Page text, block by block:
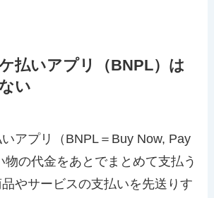
払いアプリ（BNPL）は
い
アプリ（BNPL＝Buy Now, Pay
物の代金をあとでまとめて支払う
やサービスの支払いを先送りす